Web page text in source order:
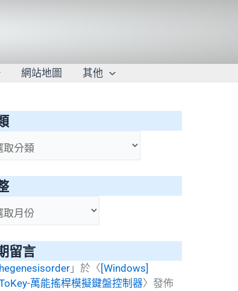
網站地圖 其他
留言
」於〈[Windows]
萬能搖桿模擬鍵盤控制器〉發佈